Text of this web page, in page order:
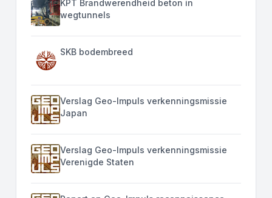
KPT Brandwerendheid beton in
wegtunnels
SKB bodembreed
Verslag Geo-Impuls verkenningsmissie
Japan
Verslag Geo-Impuls verkenningsmissie
Verenigde Staten